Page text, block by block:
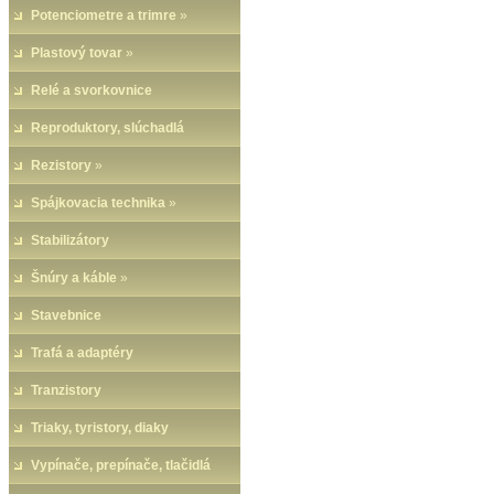
Potenciometre a trimre »
Plastový tovar »
Relé a svorkovnice
Reproduktory, slúchadlá
Rezistory »
Spájkovacia technika »
Stabilizátory
Šnúry a káble »
Stavebnice
Trafá a adaptéry
Tranzistory
Triaky, tyristory, diaky
Vypínače, prepínače, tlačidlá